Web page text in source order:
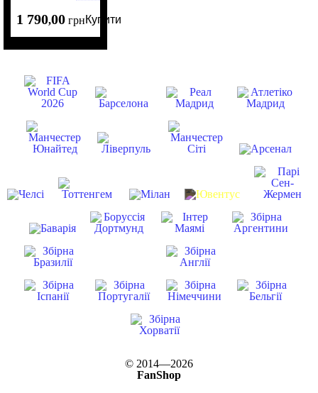
1 790,00 грнКупити
© 2014—2026
FanShop